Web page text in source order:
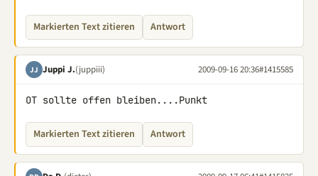
Markierten Text zitieren Antwort
JJ Juppi J.(juppiii) 2009-09-16 20:36#1415585
OT sollte offen bleiben....Punkt
Markierten Text zitieren Antwort